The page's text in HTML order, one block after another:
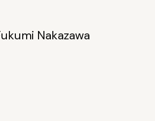
Nakazawa